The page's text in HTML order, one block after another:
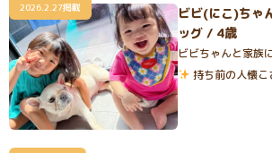
2026.2.27掲載
ビビ(にこ)ちゃ
ッグ / 4歳
ビビちゃんと家族
持ち前の人懐